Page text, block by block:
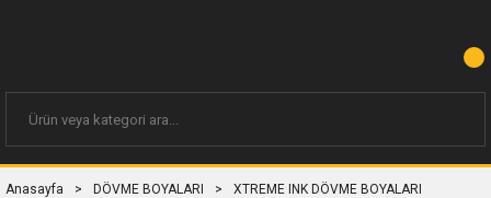
Anasayfa DÖVME BOYALARI XTREME INK DÖVME BOYALARI